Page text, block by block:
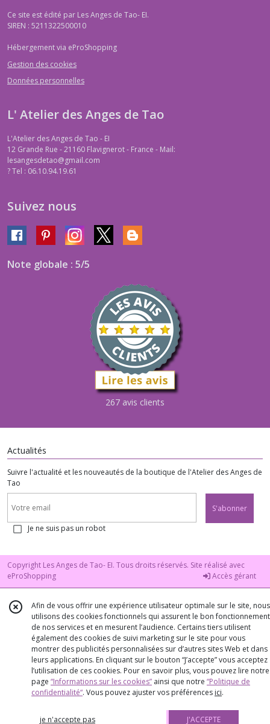
Ce site est édité par Les Anges de Tao- EI.
SIREN : 5211322500010
Hébergement via eProShopping
Gestion des cookies
Données personnelles
L' Atelier des Anges de Tao
L'Atelier des Anges de Tao - EI
12 Grande Rue - 21160 Flavignerot - France - Mail:
lesangesdetao@gmail.com
?Tel : 06.10.94.19.61
Suivez nous
Note globale : 5/5
267 avis clients
Actualités
Suivre l'actualité et les nouveautés de la boutique de l'Atelier des Anges de
Tao
S'abonner
Je ne suis pas un robot
Copyright Les Anges de Tao- EI. Tous droits réservés. Site réalisé avec
eProShopping
Accès gérant
Afin de vous offrir une expérience utilisateur optimale sur le site, nous
utilisons des cookies fonctionnels qui assurent le bon fonctionnement
de nos services et en mesurent l’audience. Certains tiers utilisent
également des cookies de suivi marketing sur le site pour vous
montrer des publicités personnalisées sur d’autres sites Web et dans
leurs applications. En cliquant sur le bouton “J’accepte” vous acceptez
l’utilisation de ces cookies. Pour en savoir plus, vous pouvez lire notre
page “Informations sur les cookies” ainsi que notre “Politique de
confidentialité“. Vous pouvez ajuster vos préférences ici.
je n'accepte pas J'ACCEPTE